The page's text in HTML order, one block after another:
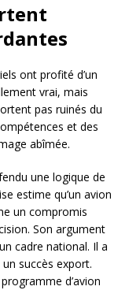
ont profité d’un
vrai, mais
pas ruinés du
et des
abîmée.
une logique de
estime qu’un avion
un compromis
Son argument
cadre national. Il a
succès export.
d’avion